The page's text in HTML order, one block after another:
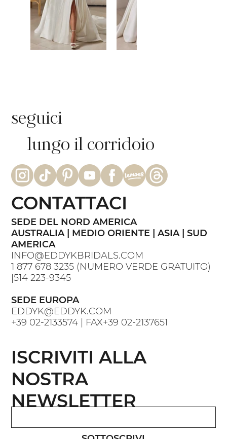
seguici
lungo il corridoio
SEDE DEL NORD AMERICA
AUSTRALIA | MEDIO ORIENTE | ASIA | SUD
AMERICA
INFO@EDDYKBRIDALS.COM
1 877 678 3235 (NUMERO VERDE GRATUITO)
|514 223-9345
SEDE EUROPA
EDDYK@EDDYK.COM
+39 02-2133574 | FAX+39 02-2137651
CONTATTACI
ISCRIVITI ALLA
NOSTRA
NEWSLETTER